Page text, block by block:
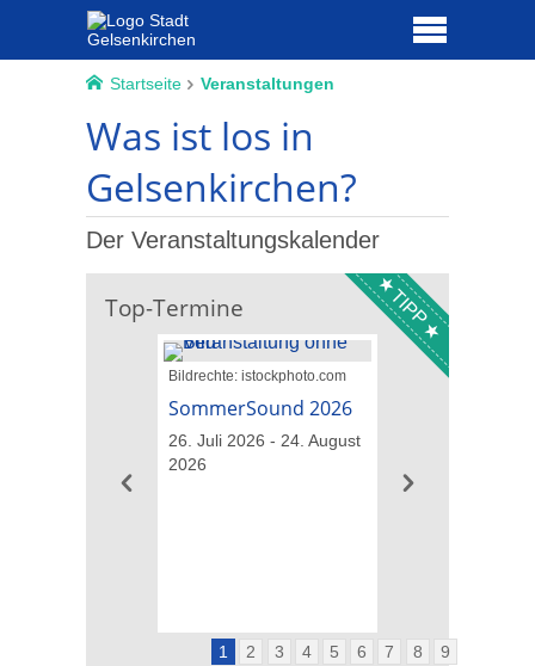
Startseite Veranstaltungen
Was ist los in
Gelsenkirchen?
Der Veranstaltungskalender
Top-Termine TIPP
Bildrechte: istockphoto.com
SommerSound 2026
26. Juli 2026 - 24. August
2026
Bildrechte: Opeth
1 2 3 4 5 6 7 8 9